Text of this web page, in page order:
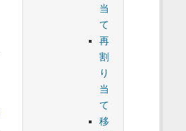
当
て
再
割
り
当
て
移